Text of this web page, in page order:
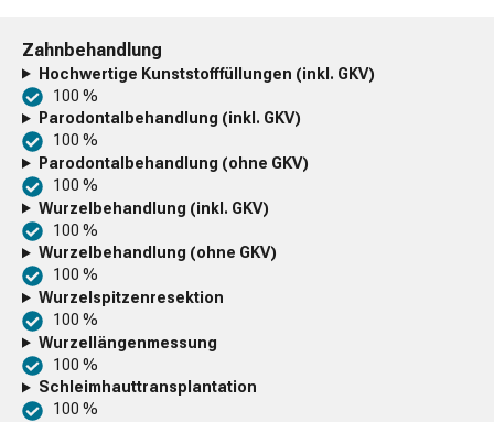
Zahnbehandlung
Hochwertige Kunststofffüllungen (inkl. GKV)
100 %
Parodontalbehandlung (inkl. GKV)
100 %
Parodontalbehandlung (ohne GKV)
100 %
Wurzelbehandlung (inkl. GKV)
100 %
Wurzelbehandlung (ohne GKV)
100 %
Wurzelspitzenresektion
100 %
Wurzellängenmessung
100 %
Schleimhauttransplantation
100 %